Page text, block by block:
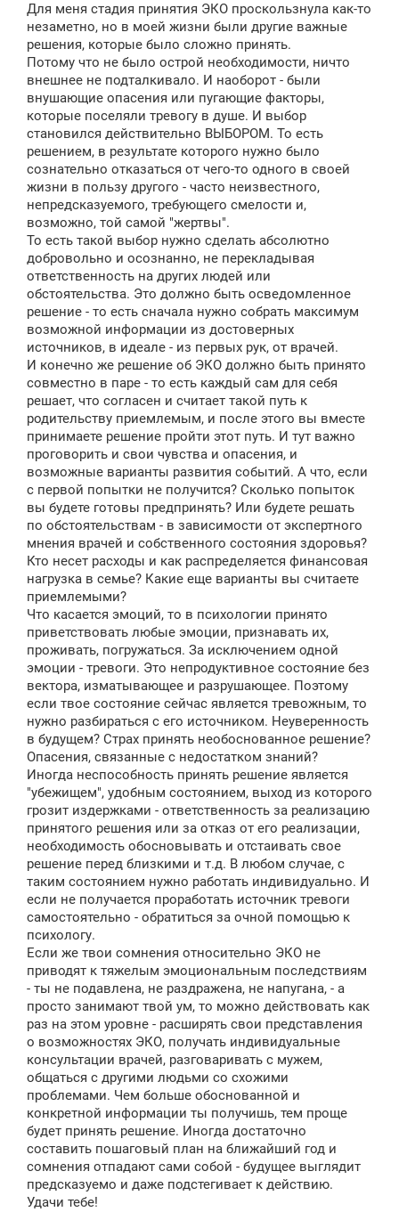
Для меня стадия принятия ЭКО проскользнула как-то
незаметно, но в моей жизни были другие важные
решения, которые было сложно принять.
Потому что не было острой необходимости, ничто
внешнее не подталкивало. И наоборот - были
внушающие опасения или пугающие факторы,
которые поселяли тревогу в душе. И выбор
становился действительно ВЫБОРОМ. То есть
решением, в результате которого нужно было
сознательно отказаться от чего-то одного в своей
жизни в пользу другого - часто неизвестного,
непредсказуемого, требующего смелости и,
возможно, той самой "жертвы".
То есть такой выбор нужно сделать абсолютно
добровольно и осознанно, не перекладывая
ответственность на других людей или
обстоятельства. Это должно быть осведомленное
решение - то есть сначала нужно собрать максимум
возможной информации из достоверных
источников, в идеале - из первых рук, от врачей.
И конечно же решение об ЭКО должно быть принято
совместно в паре - то есть каждый сам для себя
решает, что согласен и считает такой путь к
родительству приемлемым, и после этого вы вместе
принимаете решение пройти этот путь. И тут важно
проговорить и свои чувства и опасения, и
возможные варианты развития событий. А что, если
с первой попытки не получится? Сколько попыток
вы будете готовы предпринять? Или будете решать
по обстоятельствам - в зависимости от экспертного
мнения врачей и собственного состояния здоровья?
Кто несет расходы и как распределяется финансовая
нагрузка в семье? Какие еще варианты вы считаете
приемлемыми?
Что касается эмоций, то в психологии принято
приветствовать любые эмоции, признавать их,
проживать, погружаться. За исключением одной
эмоции - тревоги. Это непродуктивное состояние без
вектора, изматывающее и разрушающее. Поэтому
если твое состояние сейчас является тревожным, то
нужно разбираться с его источником. Неуверенность
в будущем? Страх принять необоснованное решение?
Опасения, связанные с недостатком знаний?
Иногда неспособность принять решение является
"убежищем", удобным состоянием, выход из которого
грозит издержками - ответственность за реализацию
принятого решения или за отказ от его реализации,
необходимость обосновывать и отстаивать свое
решение перед близкими и т.д. В любом случае, с
таким состоянием нужно работать индивидуально. И
если не получается проработать источник тревоги
самостоятельно - обратиться за очной помощью к
психологу.
Если же твои сомнения относительно ЭКО не
приводят к тяжелым эмоциональным последствиям
- ты не подавлена, не раздражена, не напугана, - а
просто занимают твой ум, то можно действовать как
раз на этом уровне - расширять свои представления
о возможностях ЭКО, получать индивидуальные
консультации врачей, разговаривать с мужем,
общаться с другими людьми со схожими
проблемами. Чем больше обоснованной и
конкретной информации ты получишь, тем проще
будет принять решение. Иногда достаточно
составить пошаговый план на ближайший год и
сомнения отпадают сами собой - будущее выглядит
предсказуемо и даже подстегивает к действию.
Удачи тебе!